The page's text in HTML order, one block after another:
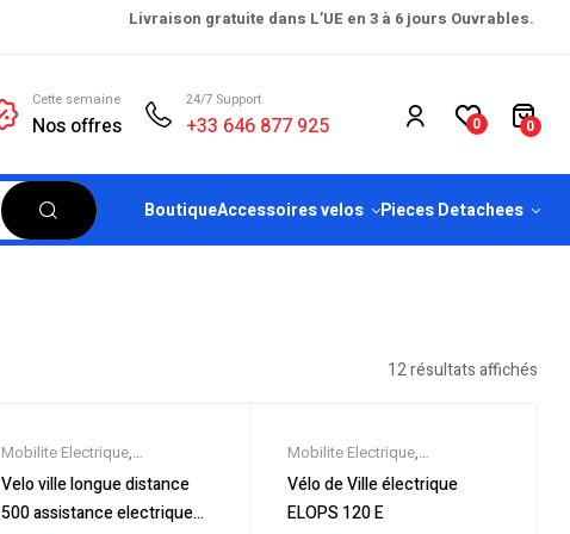
Livraison gratuite dans L’UE en 3 à 6 jours Ouvrables.
Cette semaine
Nos offres
24/7 Support
+33 646 877 925 0 0
BoutiqueAccessoires velos Pieces Detachees
12 résultats affichés
Mobilite Electrique,
Nouveautes,Promos &
Soldes,Vélo électrique ville,
Velo ville longue distance
500 assistance electrique
Mobilite Electrique,
Nouveautes,Promos &
Soldes, Vélo électrique ville
Vélo de Ville électrique
ELOPS 120 E